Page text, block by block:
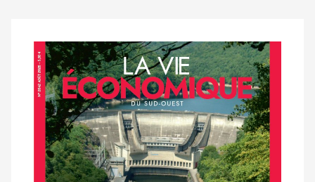
Notre
dernier
magazine